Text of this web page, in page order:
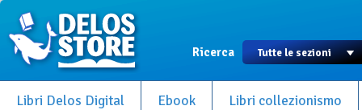
Ricerca
Libri Delos Digital Ebook Libri collezionismo